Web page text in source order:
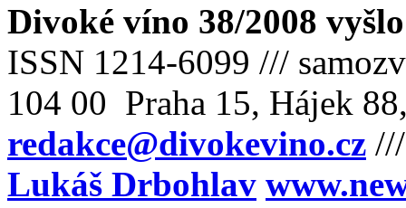
Divoké víno 38/2008
ISSN 1214-6099 ///
104 00 Praha 15, Hájek
redakce@divokevino.cz
Lukáš Drbohlav